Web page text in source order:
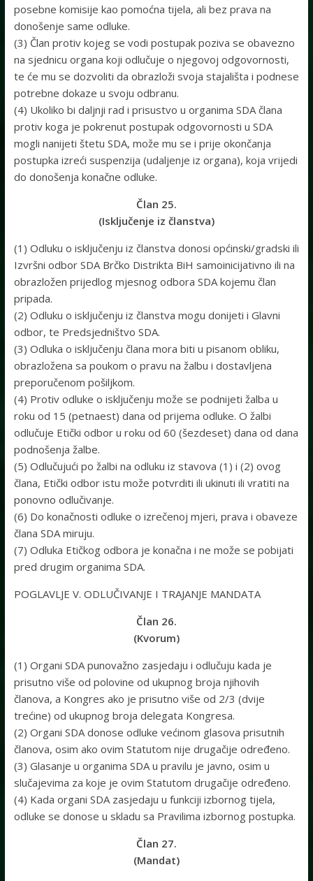
posebne komisije kao pomoćna tijela, ali bez prava na
donošenje same odluke.
(3) Član protiv kojeg se vodi postupak poziva se obavezno
na sjednicu organa koji odlučuje o njegovoj odgovornosti,
te će mu se dozvoliti da obrazloži svoja stajališta i podnese
potrebne dokaze u svoju odbranu.
(4) Ukoliko bi daljnji rad i prisustvo u organima SDA člana
protiv koga je pokrenut postupak odgovornosti u SDA
mogli nanijeti štetu SDA, može mu se i prije okončanja
postupka izreći suspenzija (udaljenje iz organa), koja vrijedi
do donošenja konačne odluke.
Član 25.
(Isključenje iz članstva)
(1) Odluku o isključenju iz članstva donosi općinski/gradski ili
Izvršni odbor SDA Brčko Distrikta BiH samoinicijativno ili na
obrazložen prijedlog mjesnog odbora SDA kojemu član
pripada.
(2) Odluku o isključenju iz članstva mogu donijeti i Glavni
odbor, te Predsjedništvo SDA.
(3) Odluka o isključenju člana mora biti u pisanom obliku,
obrazložena sa poukom o pravu na žalbu i dostavljena
preporučenom pošiljkom.
(4) Protiv odluke o isključenju može se podnijeti žalba u
roku od 15 (petnaest) dana od prijema odluke. O žalbi
odlučuje Etički odbor u roku od 60 (šezdeset) dana od dana
podnošenja žalbe.
(5) Odlučujući po žalbi na odluku iz stavova (1) i (2) ovog
člana, Etički odbor istu može potvrditi ili ukinuti ili vratiti na
ponovno odlučivanje.
(6) Do konačnosti odluke o izrečenoj mjeri, prava i obaveze
člana SDA miruju.
(7) Odluka Etičkog odbora je konačna i ne može se pobijati
pred drugim organima SDA.
POGLAVLJE V. ODLUČIVANJE I TRAJANJE MANDATA
Član 26.
(Kvorum)
(1) Organi SDA punovažno zasjedaju i odlučuju kada je
prisutno više od polovine od ukupnog broja njihovih
članova, a Kongres ako je prisutno više od 2/3 (dvije
trećine) od ukupnog broja delegata Kongresa.
(2) Organi SDA donose odluke većinom glasova prisutnih
članova, osim ako ovim Statutom nije drugačije određeno.
(3) Glasanje u organima SDA u pravilu je javno, osim u
slučajevima za koje je ovim Statutom drugačije određeno.
(4) Kada organi SDA zasjedaju u funkciji izbornog tijela,
odluke se donose u skladu sa Pravilima izbornog postupka.
Član 27.
(Mandat)